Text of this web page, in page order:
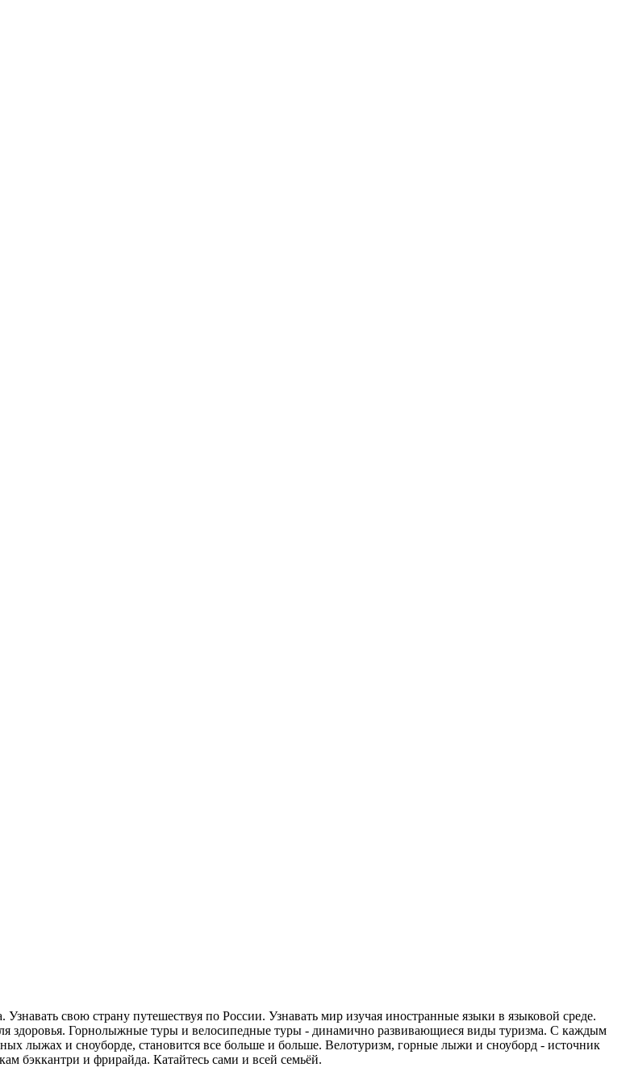
свою страну путешествуя по России. Узнавать мир изучая иностранные языки в языковой среде.
здоровья. Горнолыжные туры и велосипедные туры - динамично развивающиеся виды туризма. С каждым
лыжах и сноуборде, становится все больше и больше. Велотуризм, горные лыжи и сноуборд - источник
бэккантри и фрирайда. Катайтесь сами и всей семьёй.